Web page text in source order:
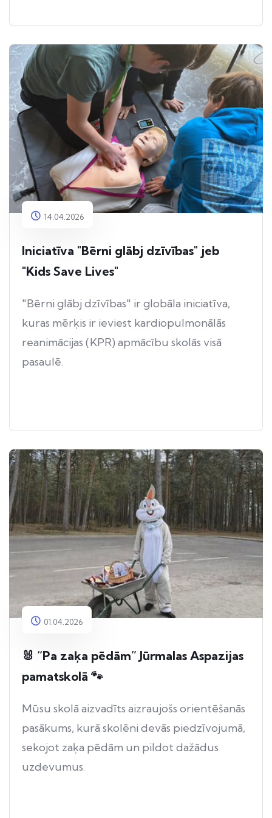
14.04.2026
Iniciatīva "Bērni glābj dzīvības" jeb
"Kids Save Lives"
"Bērni glābj dzīvības" ir globāla iniciatīva,
kuras mērķis ir ieviest kardiopulmonālās
reanimācijas (KPR) apmācību skolās visā
pasaulē.
01.04.2026
🐰 “Pa zaķa pēdām” Jūrmalas Aspazijas
pamatskolā 🐾
Mūsu skolā aizvadīts aizraujošs orientēšanās
pasākums, kurā skolēni devās piedzīvojumā,
sekojot zaķa pēdām un pildot dažādus
uzdevumus.